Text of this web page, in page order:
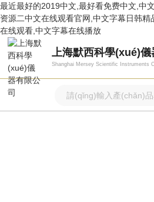
最近最好的2019中文,最好看免费中文,中
资源二中文在线观看官网,中文字幕日韩
在线观看,中文字幕在线播放
上海默西科學(xué)儀
Shanghai Mersey Scientific Instruments